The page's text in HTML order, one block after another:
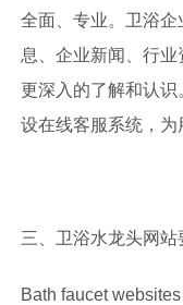
全面、专业。卫浴
息、企业新闻、行
更深入的了解和认
设在线客服系统，为
三、 卫浴水龙头网站
Bath faucet